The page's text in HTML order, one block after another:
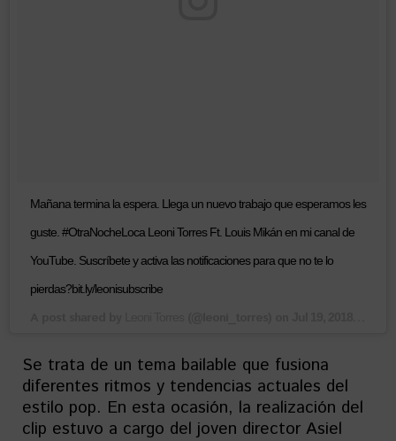
Mañana termina la espera. Llega un nuevo trabajo que esperamos les
guste. #OtraNocheLoca Leoni Torres Ft. Louis Mikán en mi canal de
YouTube. Suscríbete y activa las notificaciones para que no te lo
pierdas?bit.ly/leonisubscribe
Se trata de un tema bailable que fusiona
diferentes ritmos y tendencias actuales del
estilo pop. En esta ocasión, la realización del
clip estuvo a cargo del joven director Asiel